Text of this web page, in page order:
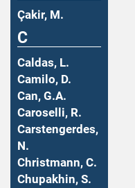
Çakir, M.
C
Caldas, L.
Camilo, D.
Can, G.A.
Caroselli, R.
Carstengerdes,
N.
Christmann, C.
Chupakhin, S.